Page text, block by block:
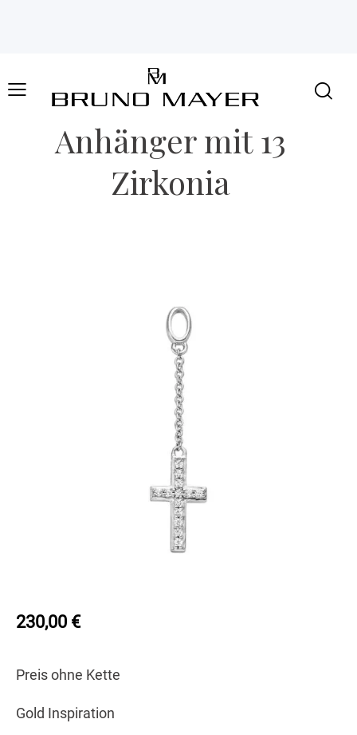
Anhänger mit 13
Zirkonia
230,00 €
Preis ohne Kette
Gold Inspiration